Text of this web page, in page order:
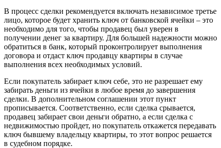
В процесс сделки рекомендуется включать независимое третье
лицо, которое будет хранить ключ от банковской ячейки – это
необходимо для того, чтобы продавец был уверен в
получении денег за квартиру. Для большей надежности можно
обратиться в банк, который проконтролирует выполнения
договора и отдаст ключ продавцу квартиры в случае
выполнения всех необходимых условий.
Если покупатель забирает ключ себе, это не разрешает ему
забирать деньги из ячейки в любое время до завершения
сделки. В дополнительном соглашении этот пункт
прописывается. Соответственно, если сделка срывается,
продавец забирает свои деньги обратно, а если сделка с
недвижимостью пройдет, но покупатель откажется передавать
ключ бывшему владельцу квартиры, то этот вопрос решается
в судебном порядке.